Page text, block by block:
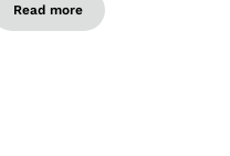
Read more